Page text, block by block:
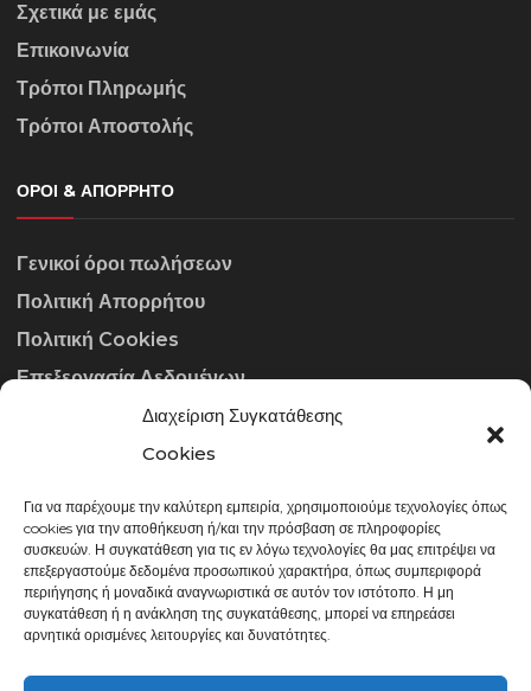
Διαχείριση Συγκατάθεσης
Cookies
Για να παρέχουμε την καλύτερη εμπειρία, χρησιμοποιούμε τεχνολογίες όπως
cookies για την αποθήκευση ή/και την πρόσβαση σε πληροφορίες
συσκευών. Η συγκατάθεση για τις εν λόγω τεχνολογίες θα μας επιτρέψει να
επεξεργαστούμε δεδομένα προσωπικού χαρακτήρα, όπως συμπεριφορά
περιήγησης ή μοναδικά αναγνωριστικά σε αυτόν τον ιστότοπο. Η μη
συγκατάθεση ή η ανάκληση της συγκατάθεσης, μπορεί να επηρεάσει
αρνητικά ορισμένες λειτουργίες και δυνατότητες.
Σχετικά με εμάς
Επικοινωνία
Τρόποι Πληρωμής
Τρόποι Αποστολής
ΌΡΟΙ & ΑΠΌΡΡΗΤΟ
Γενικοί όροι πωλήσεων
Πολιτική Απορρήτου
Πολιτική Cookies
Επεξεργασία Δεδομένων
ΣΤΟΙΧΕΊΑ ΕΠΙΚΟΙΝΩΝΊΑΣ
info@gowithraw.gr
24310 35062
Δευ. - Παρ. 08:00 - 20:00